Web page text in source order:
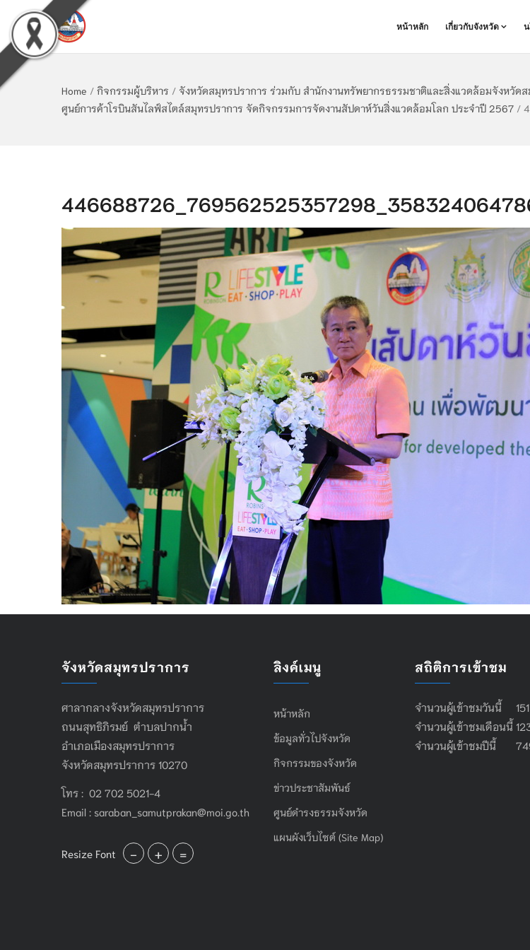
หน้าหลัก เกี่ยวกับจังหวัด
Home / กิจกรรมผู้บริหาร / จังหวัดสมุทรปราการ ร่วมกับ สำนักงานทรัพยากรธรรมชาติและสิ่งแวดล้อมจังหวั
ศูนย์การค้าโรบินสันไลฟ์สไตล์สมุทรปราการ จัดกิจกรรมการจัดงานสัปดาห์วันสิ่งแวดล้อมโลก ประจำปี 2567 /
จังหวัดสมุทรปราการ
ศาลากลางจังหวัดสมุทรปราการ
ถนนสุทธิภิรมย์ ตำบลปากน้ำ
อำเภอเมืองสมุทรปราการ
จังหวัดสมุทรปราการ 10270
โทร : 02 702 5021-4
Email : saraban_samutprakan@moi.go.th
Resize Font - + =
ลิงค์เมนู
หน้าหลัก
ข้อมูลทั่วไปจังหวัด
กิจกรรมของจังหวัด
ข่าวประชาสัมพันธ์
ศูนย์ดำรงธรรมจังหวัด
แผนผังเว็บไซต์ (Site Map)
สถิติการเข้าชม
จำนวนผู้เข้าชมวันนี้
จำนวนผู้เข้าชมเดือนนี้
จำนวนผู้เข้าชมปีนี้